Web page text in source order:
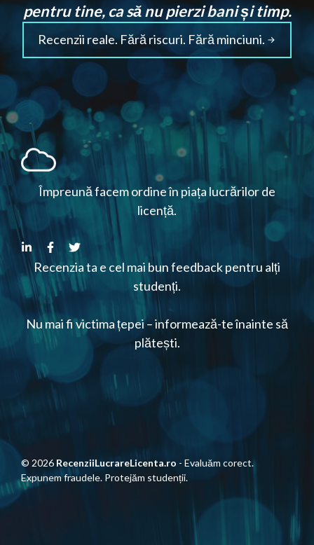
pentru tine, ca să nu pierzi bani și timp.
Recenzii reale. Fără riscuri. Fără minciuni.
Împreună facem ordine în piața lucrărilor de
licență.
Recenzia ta e cel mai bun feedback pentru alți
studenți.
Nu mai fi victima țepei – informează-te înainte să
plătești.
© 2026 RecenziiLucrareLicenta.ro - Evaluăm corect.
Expunem fraudele. Protejăm studenții.